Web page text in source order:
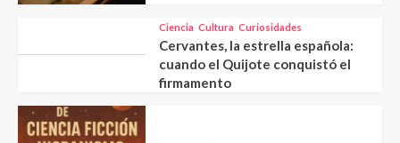
Ciencia Cultura Curiosidades
Cervantes, la estrella española:
cuando el Quijote conquistó el
firmamento